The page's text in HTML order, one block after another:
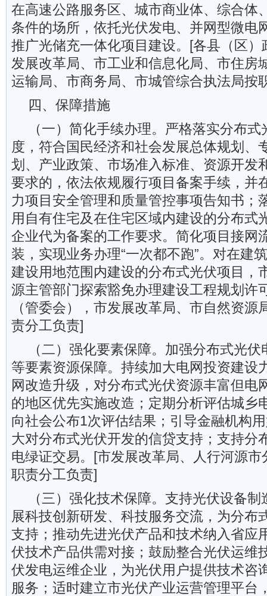
在高速公路服务区、城市商业体、综合体
条件的场所，依托光伏发电、并网型微电
推广光储充一体化项目建设。[各县（区
发展改革局、市工业和信息化局、市住房
运输局、市商务局、市城管综合执法局按
四、保障措施
（一）简化手续办理。严格落实分布
度，符合国民经济和社会发展总体规划、
划、产业政策、市场准入标准、资源开发
要求的，依法依规履行项目备案手续，并
力项目安全管理和质量管控事项告知书；
用自有住宅及在住宅区域内建设的分布式
企业代为备案的工作要求。简化项目接网
装，实现业务办理“一次都不跑”。对在建
建设用地范围内建设的分布式光伏项目，
源主管部门探索豁免办理建设工程规划许
（管委会），市发展改革局、市自然资源
责分工负责]
（二）强化要素保障。加强分布式光
等要素资源保障。持续加大电网投资建设
网改造升级，对分布式光伏资源丰富但电
的地区优先实施改造；定期分析评估城乡
向社会公布1次评估结果；引导金融机构
大对分布式光伏开发的信贷支持；支持分
电绿证交易。[市发展改革局、人行河源
职责分工负责]
（三）强化技术保障。支持光伏设备
展科技创新研发、科技服务交流，为分布
支持；推动先进光伏产品和技术纳入省应
伏技术产品供需对接；鼓励整合光伏运维
伏发电运维企业，为光伏用户提供技术咨
服务；适时建立市光伏产业运营管理平台